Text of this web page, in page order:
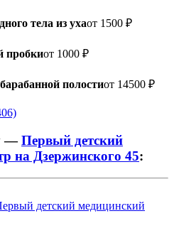
тела из ухаот 1500 ₽
пробкиот 1000 ₽
полостиот 14500 ₽
—Первый детский
на Дзержинского 45: